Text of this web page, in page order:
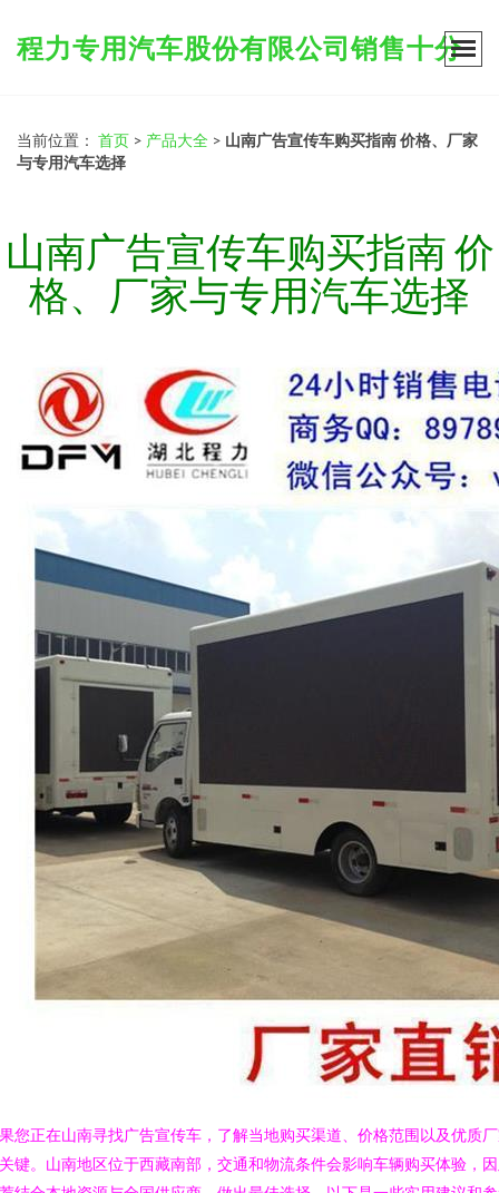
程力专用汽车股份有限公司销售十分
当前位置： 首页 > 产品大全 > 山南广告宣传车购买指南 价格、厂家
与专用汽车选择
山南广告宣传车购买指南 价
格、厂家与专用汽车选择
您正在山南寻找广告宣传车，了解当地购买渠道、价格范围以及优质
键。山南地区位于西藏南部，交通和物流条件会影响车辆购买体验，